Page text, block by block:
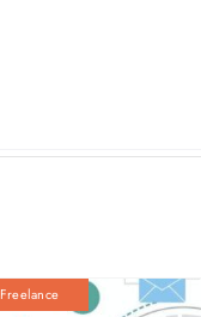
Freelance